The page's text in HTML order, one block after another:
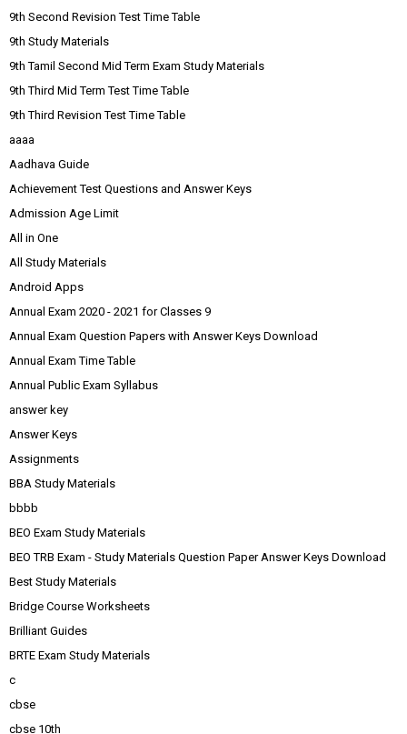
9th Second Revision Test Time Table
9th Study Materials
9th Tamil Second Mid Term Exam Study Materials
9th Third Mid Term Test Time Table
9th Third Revision Test Time Table
aaaa
Aadhava Guide
Achievement Test Questions and Answer Keys
Admission Age Limit
All in One
All Study Materials
Android Apps
Annual Exam 2020 - 2021 for Classes 9
Annual Exam Question Papers with Answer Keys Download
Annual Exam Time Table
Annual Public Exam Syllabus
answer key
Answer Keys
Assignments
BBA Study Materials
bbbb
BEO Exam Study Materials
BEO TRB Exam - Study Materials Question Paper Answer Keys Download
Best Study Materials
Bridge Course Worksheets
Brilliant Guides
BRTE Exam Study Materials
c
cbse
cbse 10th